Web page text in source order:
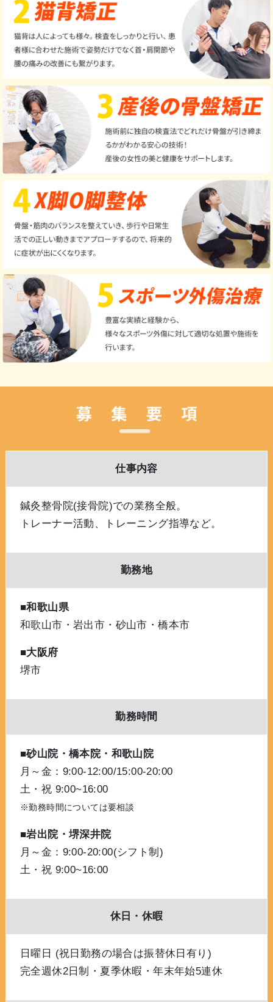
仕事内容
鍼灸整骨院(接骨院)での業務全般。
トレーナー活動、トレーニング指導など。
勤務地
■和歌山県
和歌山市・岩出市・砂山市・橋本市
■大阪府
堺市
勤務時間
■砂山院・橋本院・和歌山院
月～金：9:00-12:00/15:00-20:00
土・祝 9:00~16:00
※勤務時間については要相談
■岩出院・堺深井院
月～金：9:00-20:00(シフト制)
土・祝 9:00~16:00
休日・休暇
日曜日 (祝日勤務の場合は振替休日有り)
完全週休2日制・夏季休暇・年末年始5連休